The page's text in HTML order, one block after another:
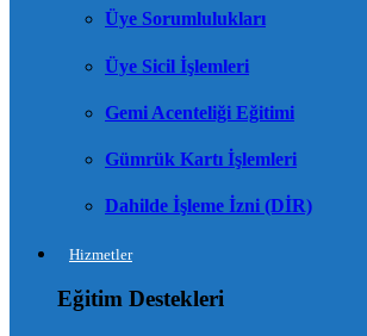
Üye Sorumlulukları
Üye Sicil İşlemleri
Gemi Acenteliği Eğitimi
Gümrük Kartı İşlemleri
Dahilde İşleme İzni (DİR)
Hizmetler
Eğitim Destekleri